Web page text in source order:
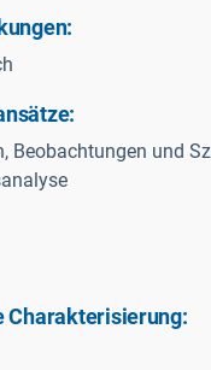
Beobachtungen und
Charakterisierung: